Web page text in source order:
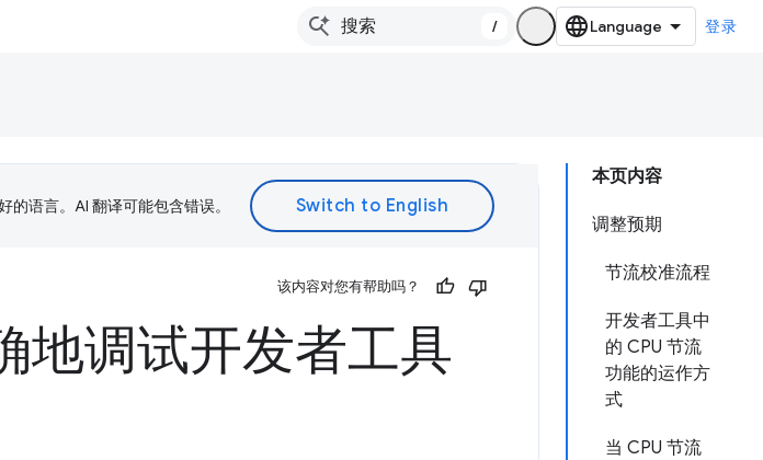
/ 登录
本页内容
调整预期
节流校准流程
开发者工具中
的 CPU 节流
功能的运作方
式
当 CPU 节流
语言。AI 翻译可能包含错误。
该内容对您有帮助吗？
地调试开发者工具